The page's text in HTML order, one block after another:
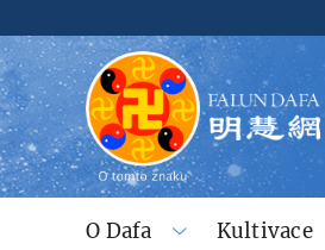
O Dafa Kultivace